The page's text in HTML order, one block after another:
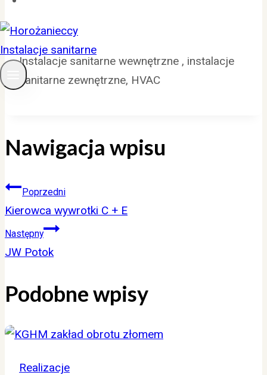
Instalacje sanitarne wewnętrzne , instalacje
sanitarne zewnętrzne, HVAC
Nawigacja wpisu
Poprzedni
Kierowca wywrotki C + E
Następny
JW Potok
Podobne wpisy
Realizacje